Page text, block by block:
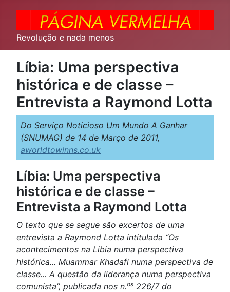
Revolução e nada menos
Líbia: Uma perspectiva
histórica e de classe –
Entrevista a Raymond Lotta
Do Serviço Noticioso Um Mundo A Ganhar
(SNUMAG) de 14 de Março de 2011,
aworldtowinns.co.uk
Líbia: Uma perspectiva
histórica e de classe –
Entrevista a Raymond Lotta
O texto que se segue são excertos de uma
entrevista a Raymond Lotta intitulada “Os
acontecimentos na Líbia numa perspectiva
histórica... Muammar Khadafi numa perspectiva de
classe... A questão da liderança numa perspectiva
comunista”, publicada nos n.os 226/7 do